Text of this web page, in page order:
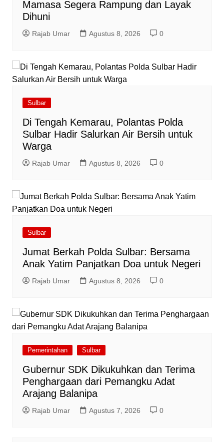
Mamasa Segera Rampung dan Layak
Dihuni
Rajab Umar Agustus 8, 2026 0
Sulbar
Di Tengah Kemarau, Polantas Polda
Sulbar Hadir Salurkan Air Bersih untuk
Warga
Rajab Umar Agustus 8, 2026 0
Sulbar
Jumat Berkah Polda Sulbar: Bersama
Anak Yatim Panjatkan Doa untuk Negeri
Rajab Umar Agustus 8, 2026 0
Pemerintahan Sulbar
Gubernur SDK Dikukuhkan dan Terima
Penghargaan dari Pemangku Adat
Arajang Balanipa
Rajab Umar Agustus 7, 2026 0